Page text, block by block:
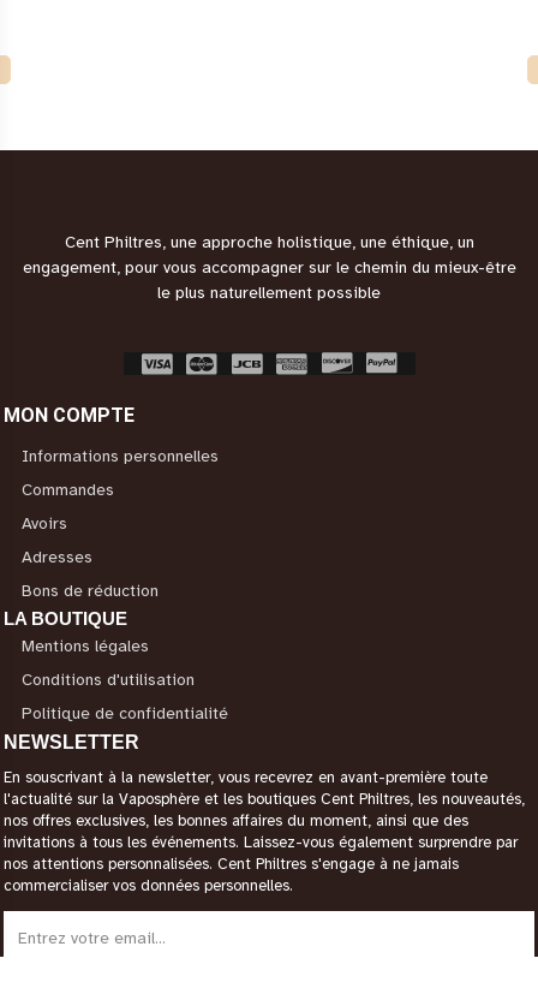
Cent Philtres, une approche holistique, une éthique, un
engagement, pour vous accompagner sur le chemin du mieux-être
le plus naturellement possible
MON COMPTE
Informations personnelles
Commandes
Avoirs
Adresses
Bons de réduction
LA BOUTIQUE
Mentions légales
Conditions d'utilisation
Politique de confidentialité
NEWSLETTER
En souscrivant à la newsletter, vous recevrez en avant-première toute
l'actualité sur la Vaposphère et les boutiques Cent Philtres, les nouveautés,
nos offres exclusives, les bonnes affaires du moment, ainsi que des
invitations à tous les événements. Laissez-vous également surprendre par
nos attentions personnalisées. Cent Philtres s'engage à ne jamais
commercialiser vos données personnelles.